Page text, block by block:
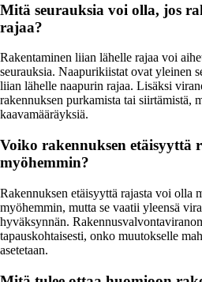
Mitä seurauksia voi olla, jos
rajaa?
Rakentaminen liian lähelle rajaa voi
seurauksia. Naapurikiistat ovat yleinen
liian lähelle naapurin rajaa. Lisäksi
rakennuksen purkamista tai siirtämistä,
kaavamääräyksiä.
Voiko rakennuksen etäisyyttä
myöhemmin?
Rakennuksen etäisyyttä rajasta voi olla
myöhemmin, mutta se vaatii yleensä
hyväksynnän.
tapauskohtaisesti, onko muutokselle
asetetaan.